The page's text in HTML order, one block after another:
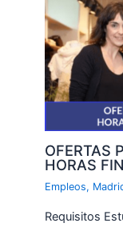
OFERTAS
HORAS
Empleos,
Requisitos